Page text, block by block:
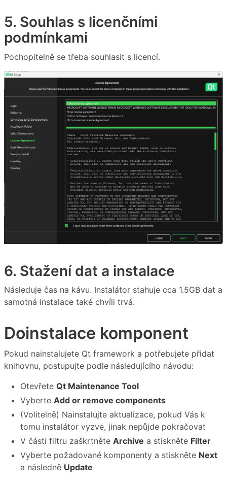
5. Souhlas s licenčními
podmínkami
Pochopitelně se třeba souhlasit s licencí.
6. Stažení dat a instalace
Následuje čas na kávu. Instalátor stahuje cca 1.5GB dat a
samotná instalace také chvíli trvá.
Doinstalace komponent
Pokud nainstalujete Qt framework a potřebujete přidat
knihovnu, postupujte podle následujícího návodu:
Otevřete Qt Maintenance Tool
Vyberte Add or remove components
(Volitelně) Nainstalujte aktualizace, pokud Vás k
tomu instalátor vyzve, jinak nepůjde pokračovat
V části filtru zaškrtněte Archive a stiskněte Filter
Vyberte požadované komponenty a stiskněte Next
a následně Update